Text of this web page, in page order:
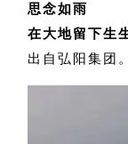
思念如雨
在大地留下生
出自弘阳集团。